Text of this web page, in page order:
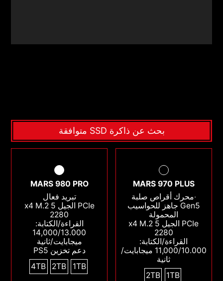
بحث عن ذاكرة SSD متوافقة
MARS 970 PLUS
‧محرك أقراص صلبة
Gen5 جاهز للحواسيب
المحمولة
PCIe الجيل 5 x4 M.2
2280
القراءة/الكتابة:
11,000/10.000 ميجابايت/
ثانية
1TB
2TB
MARS 980 PRO
تبريد فعال
PCIe الجيل 5 x4 M.2
2280
القراءة/الكتابة:
14,000/13.000
ميجابايت/ثانية
دعم تخزين PS5
1TB
2TB
4TB